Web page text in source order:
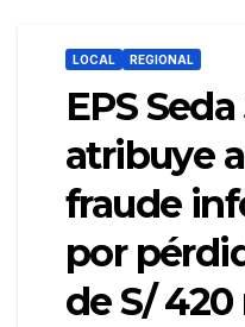
LOCAL REGIONAL
EPS
atribuye
fraude
por
de S/